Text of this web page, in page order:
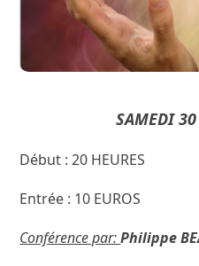
SAMEDI
Début : 20 HEURES
Entrée : 10 EUROS
Conférence par:Philippe